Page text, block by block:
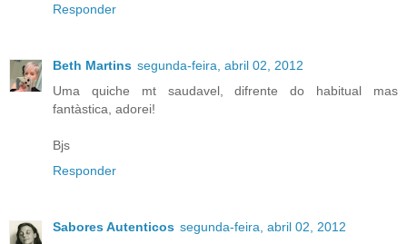
Responder
Beth Martins segunda-feira, abril 02, 2012
Uma quiche mt saudavel, difrente do habitual mas
fantàstica, adorei!
Bjs
Responder
Sabores Autenticos segunda-feira, abril 02, 2012